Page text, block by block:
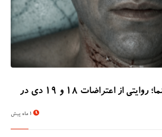
«۷۷ ساعت» روی پرده سینما؛ روایتی از اعتراضات ۱۸ و ۱۹ دی در